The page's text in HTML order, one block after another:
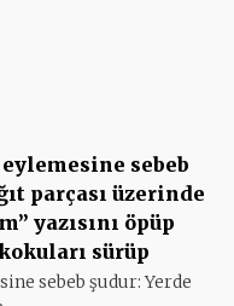
sebeb
parçası üzerinde
yazısını öpüp
sürüp
sebeb şudur: Yerde